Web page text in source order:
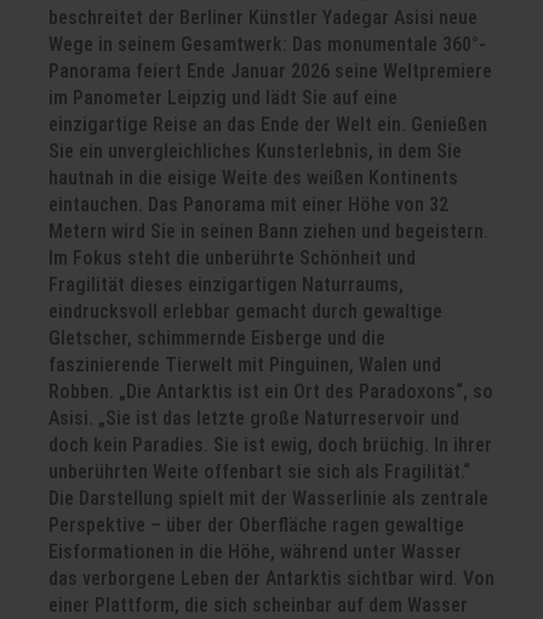
beschreitet der Berliner Künstler Yadegar Asisi neue
Wege in seinem Gesamtwerk: Das monumentale 360°-
Panorama feiert Ende Januar 2026 seine Weltpremiere
im Panometer Leipzig und lädt Sie auf eine
einzigartige Reise an das Ende der Welt ein. Genießen
Sie ein unvergleichliches Kunsterlebnis, in dem Sie
hautnah in die eisige Weite des weißen Kontinents
eintauchen. Das Panorama mit einer Höhe von 32
Metern wird Sie in seinen Bann ziehen und begeistern.
Im Fokus steht die unberührte Schönheit und
Fragilität dieses einzigartigen Naturraums,
eindrucksvoll erlebbar gemacht durch gewaltige
Gletscher, schimmernde Eisberge und die
faszinierende Tierwelt mit Pinguinen, Walen und
Robben. „Die Antarktis ist ein Ort des Paradoxons“, so
Asisi. „Sie ist das letzte große Naturreservoir und
doch kein Paradies. Sie ist ewig, doch brüchig. In ihrer
unberührten Weite offenbart sie sich als Fragilität.“
Die Darstellung spielt mit der Wasserlinie als zentrale
Perspektive – über der Oberfläche ragen gewaltige
Eisformationen in die Höhe, während unter Wasser
das verborgene Leben der Antarktis sichtbar wird. Von
einer Plattform, die sich scheinbar auf dem Wasser